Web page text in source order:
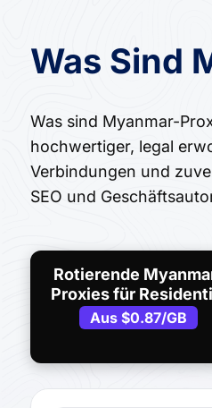
Was Sind
Was sind Myanmar-
hochwertiger, legal
Verbindungen und
SEO und
Rotierende
Proxies für
Aus $0.87/GB